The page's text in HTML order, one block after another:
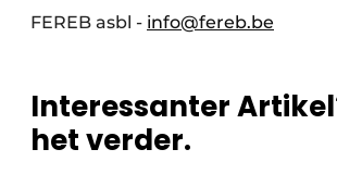
FEREB asbl - info@fereb.be
Interessanter
het verder.